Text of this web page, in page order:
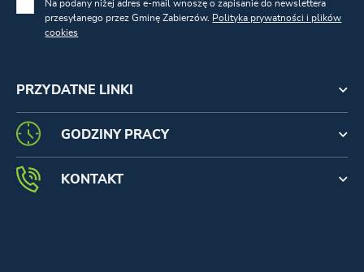
PRZYDATNE LINKI
Na podany niżej adres e-mail wnoszę o zapisanie do newslettera
przesyłanego przez Gminę Zabierzów. Polityka prywatności i plików
cookies
GODZINY PRACY
KONTAKT